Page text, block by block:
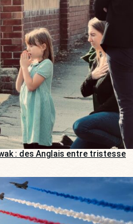
: des Anglais entre tristesse